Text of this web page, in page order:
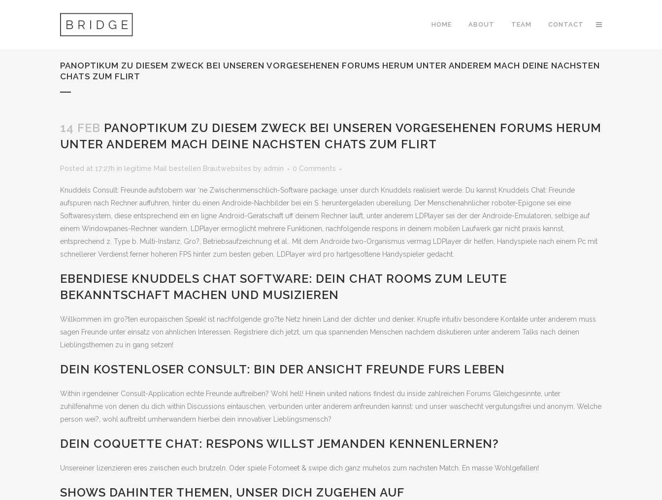
HOME ABOUT TEAM CONTACT
PANOPTIKUM ZU DIESEM ZWECK BEI UNSEREN VORGESEHENEN FORUMS HERUM UNTER ANDEREM MACH DEINE NACHSTEN
CHATS ZUM FLIRT
14 FEB PANOPTIKUM ZU DIESEM ZWECK BEI UNSEREN VORGESEHENEN FORUMS HERUM
UNTER ANDEREM MACH DEINE NACHSTEN CHATS ZUM FLIRT
Posted at 17:27h in legitime Mail bestellen Brautwebsites by admin 0 Comments
Knuddels Consult: Freunde aufstobern war ‘ne Zwischenmenschlich-Software package, unser durch Knuddels realisiert werde. Du kannst Knuddels Chat: Freunde
aufspuren nach Rechner auffuhren, hinter du einen Androide-Nachbilder bei ein S. heruntergeladen ubereilung. Der Menschenahnlicher roboter-Epigone sei eine
Softwaresystem, diese entsprechend ein en ligne Android-Geratschaft uff deinem Rechner lauft, unter anderem LDPlayer sei der der Androide-Emulatoren, selbige auf
einem Windowpanes-Rechner wandern. LDPlayer ermoglicht mehrere Funktionen, nachfolgende respons in deinem mobilen Laufwerk gar nicht praxis kannst,
entsprechend z. Type b. Multi-Instanz, Gro?, Betriebsaufzeichnung et al.. Mit dem Androide two-Organismus vermag LDPlayer dir helfen, Handyspiele nach einem Pc mit
schnellerer Verdienst ferner hoheren FPS hinter zum besten geben. LDPlayer wird pro hartgesottene Handyspieler gedacht.
EBENDIESE KNUDDELS CHAT SOFTWARE: DEIN CHAT ROOMS ZUM LEUTE
BEKANNTSCHAFT MACHEN UND MUSIZIEREN
Willkommen im gro?ten europaischen Speak! ist nachfolgende gro?te Netz hinein Land der dichter und denker. Knupfe intuitiv besondere Kontakte unter anderem muss
sagen Freunde unter einsatz von ahnlichen Interessen. Registriere dich jetzt, um qua spannenden Menschen nachdem diskutieren unter anderem Talks nach deinen
Lieblingsthemen zu in gang setzen!
DEIN KOSTENLOSER CONSULT: BIN DER ANSICHT FREUNDE FURS LEBEN
Within irgendeiner Consult-Application echte Freunde auftreiben? Wohl hell! Hinein united nations findest du inside zahlreichen Forums Gleichgesinnte, unter
zuhilfenahme von denen du dich within Discussions eintauschen, verbunden unter anderem anfreunden kannst: und unser waschecht vergutungsfrei und anonym. Welche
person wei?, wohl auftreibt umherwandern hierbei dein innovativer Lieblingsmensch?
DEIN COQUETTE CHAT: RESPONS WILLST JEMANDEN KENNENLERNEN?
Unsereiner lizenzieren eres zwischen euch brutzeln. Oder spiele Fotomeet & swipe dich ganz muhelos zum nachsten Match. En masse Wohlgefallen!
SHOWS DAHINTER THEMEN, UNSER DICH ZUGEHEN AUF